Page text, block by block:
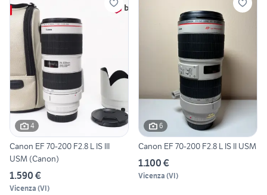
4
Canon EF 70-200 F2.8 L IS III
USM (Canon)
1.590 €
Vicenza (VI)
6
Canon EF 70-200 F2.8 L IS II USM
1.100 €
Vicenza (VI)